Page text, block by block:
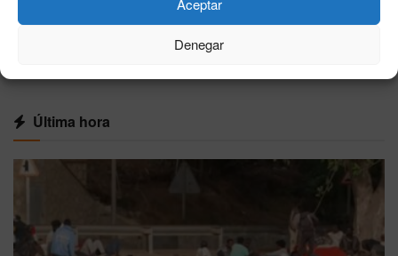
Aceptar
Denegar
VER MÁS
Última hora